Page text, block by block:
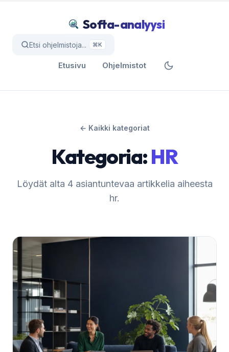
Softa-analyysi
Etsi ohjelmistoja... ⌘K
Etusivu Ohjelmistot
← Kaikki kategoriat
Kategoria:HR
Löydät alta 4 asiantuntevaa artikkelia aiheesta
hr.